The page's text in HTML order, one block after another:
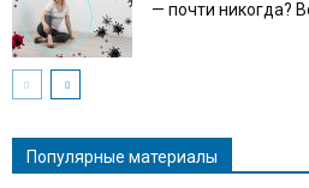
— почти никогда?
Популярные материалы